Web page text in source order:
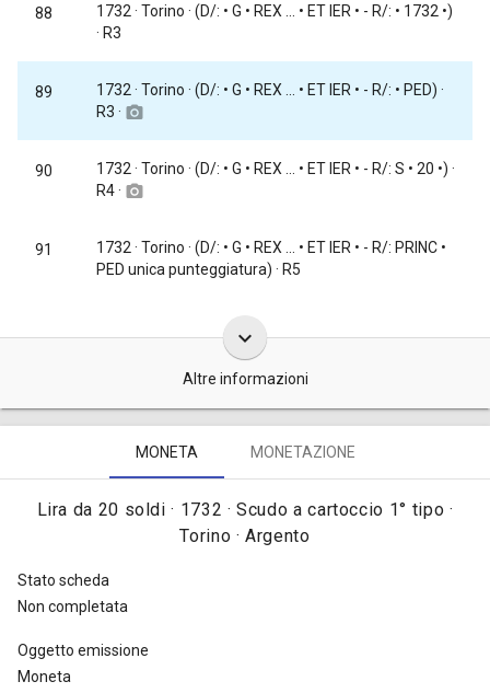
88 1732 · Torino · (D/: • G • REX ... • ET IER • - R/: • 1732 •)
· R3
89 1732 · Torino · (D/: • G • REX ... • ET IER • - R/: • PED) ·
R3 · camera_alt
90 1732 · Torino · (D/: • G • REX ... • ET IER • - R/: S • 20 •) ·
R4 · camera_alt
91 1732· Torino · (D/: • G • REX ... • ET IER • - R/: PRINC •
PED unica punteggiatura) · R5
keyboard_arrow_down
Altre informazioni
Queste monete da una lira da 20 soldi d'argento furono coniate
nel 1732, complessivamente, in 170.000 pezzi [Traina 1967, tav.
LXXIII, nota dopo il n. 118f].
MONETA MONETAZIONE
Lira da 20 soldi · 1732 · Scudo a cartoccio 1° tipo ·
Torino · Argento
Stato scheda
Non completata
Oggetto emissione
Moneta